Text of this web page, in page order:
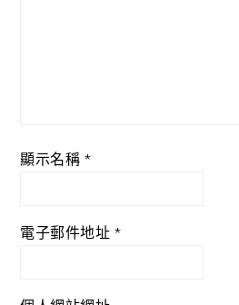
顯示名稱 *
電子郵件地址 *